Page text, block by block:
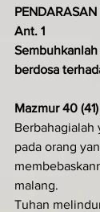
Ant. 1
berdosa
Mazmur 40 (41)
Berbahagialah
pada orang
malang.
Tuhan